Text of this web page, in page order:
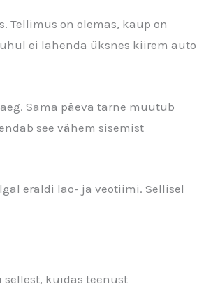
Tellimus on olemas, kaup on
ei lahenda üksnes kiirem auto
Sama päeva tarne muutub
see vähem sisemist
eraldi lao- ja veotiimi. Sellisel
kuidas teenust